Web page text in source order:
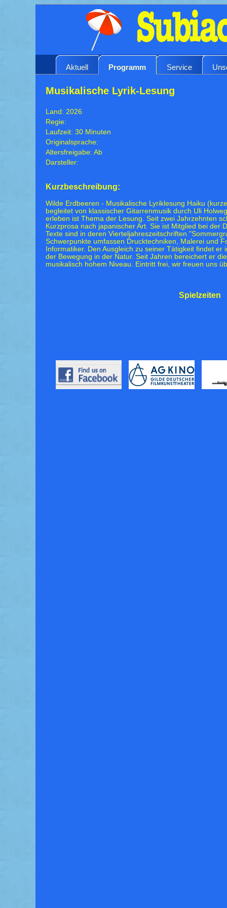
Aktuell Programm Service
Musikalische Lyrik-Lesung
Land: 2026
Regie:
Laufzeit: 30 Minuten
Originalsprache:
Altersfreigabe: Ab
Darsteller:
Kurzbeschreibung:
Wilde Erdbeeren - Musikalische Lyriklesung Haiku
begleitet von klassischer Gitarrenmusik durch Uli
erleben ist Thema der Lesung. Seit zwei Jahrzehnten
Kurzprosa nach japanischer Art. Sie ist Mitglied bei der
Texte sind in deren Vierteljahreszeitschriften
Schwerpunkte umfassen Drucktechniken, Malerei und
Informatiker. Den Ausgleich zu seiner Tätigkeit findet
der Bewegung in der Natur. Seit Jahren bereichert er
musikalisch hohem Niveau. Eintritt frei, wir freuen uns
Spielzeiten